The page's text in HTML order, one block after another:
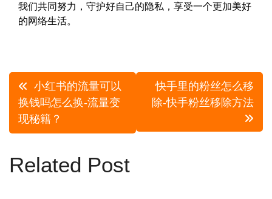
我们共同努力，守护好自己的隐私，享受一个更加美好
的网络生活。
文
章
导
航
小红书的流量可以
换钱吗怎么换-流量变
现秘籍？
快手里的粉丝怎么移
除-快手粉丝移除方法
Related Post